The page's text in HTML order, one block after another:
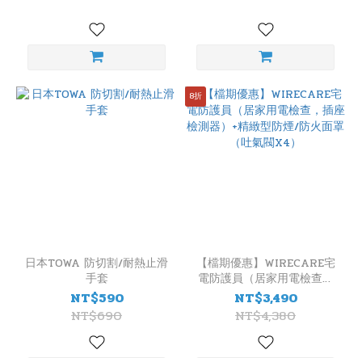
日本TOWA 防切割/耐熱止滑
手套
NT$590
NT$690
8折
【檔期優惠】WIRECARE宅
電防護員（居家用電檢查，
插座檢測器）+精緻型防煙/
防火面罩（吐氣閥X4）
NT$3,490
NT$4,380